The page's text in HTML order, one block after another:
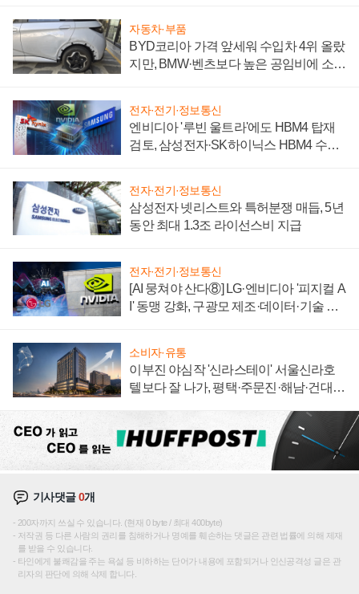
자동차·부품
BYD코리아 가격 앞세워 수입차 4위 올랐
지만, BMW·벤츠보다 높은 공임비에 소비
전자·전기·정보통신
엔비디아 '루빈 울트라'에도 HBM4 탑재
검토, 삼성전자·SK하이닉스 HBM4 수율
전자·전기·정보통신
삼성전자 넷리스트와 특허분쟁 매듭, 5년
동안 최대 1.3조 라이선스비 지급
전자·전기·정보통신
[AI 뭉쳐야 산다⑧] LG·엔비디아 '피지컬 A
I' 동맹 강화, 구광모 제조·데이터·기술 결
소비자·유통
이부진 야심작 '신라스테이' 서울신라호
텔보다 잘 나가, 평택·주문진·해남·건대로
기사댓글0개
200자까지 쓰실 수 있습니다. (현재 0 byte / 최대 400byte)
저작권 등 다른 사람의 권리를 침해하거나 명예를 훼손하는 댓글은 관련 법률에 의해 제재
를 받을 수 있습니다.
타인에게 불쾌감을 주는 욕설 등 비하하는 단어가 내용에 포함되거나 인신공격성 글은 관
리자의 판단에 의해 삭제 합니다.